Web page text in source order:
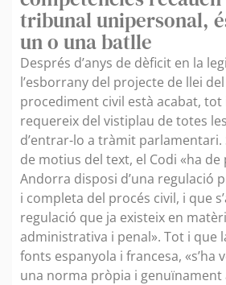
tribunal unipersonal,
un o una batlle
Després d’anys de dèficit en la
l’esborrany del projecte de llei
procediment civil està acabat, tot
requereix del vistiplau de totes
d’entrar-lo a tràmit parlamentari.
de motius del text, el Codi «ha
Andorra disposi d’una regulació
i completa del procés civil, i que
regulació que ja existeix en
administrativa i penal». Tot i que
fonts espanyola i francesa, «s’ha
una norma pròpia i genuïnament